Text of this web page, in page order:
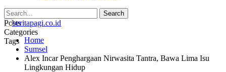
Posts
Categories
Tags Home
Sumsel
Alex Incar Penghargaan Nirwasita Tantra, Bawa Lima Isu
Lingkungan Hidup